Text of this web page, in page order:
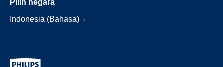
Pilih negara
Indonesia (Bahasa)